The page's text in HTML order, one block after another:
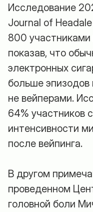
Исследование
Journal of
800 участниками
показав, что
электронных
больше эпизодов
не вейперами.
64% участников
интенсивности
после вейпинга.
В другом
проведенном
головной боли